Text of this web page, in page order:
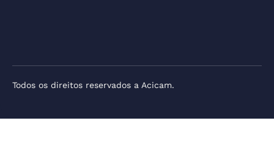
Todos os direitos reservados a Acicam.